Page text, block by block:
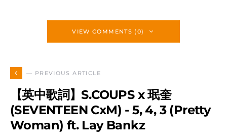
VIEW COMMENTS (0)
— PREVIOUS ARTICLE
【英中歌詞】S.COUPS x 珉奎
(SEVENTEEN CxM) - 5, 4, 3 (Pretty
Woman) ft. Lay Bankz